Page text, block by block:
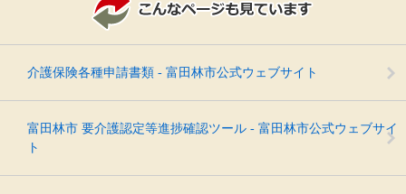
介護保険各種申請書類 - 富田林市公式ウェブサイト
富田林市 要介護認定等進捗確認ツール - 富田林市公式ウェブサイ
ト